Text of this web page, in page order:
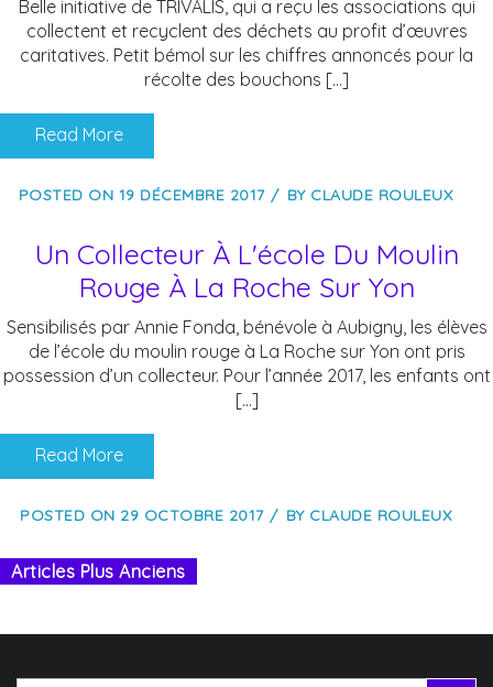
Belle initiative de TRIVALIS, qui a reçu les associations qui
collectent et recyclent des déchets au profit d’œuvres
caritatives. Petit bémol sur les chiffres annoncés pour la
récolte des bouchons […]
Read More
POSTED ON 19 DÉCEMBRE 2017 BY CLAUDE ROULEUX
Un Collecteur À L'école Du Moulin
Rouge À La Roche Sur Yon
Sensibilisés par Annie Fonda, bénévole à Aubigny, les élèves
de l’école du moulin rouge à La Roche sur Yon ont pris
possession d’un collecteur. Pour l’année 2017, les enfants ont
[…]
Read More
POSTED ON 29 OCTOBRE 2017 BY CLAUDE ROULEUX
Articles Plus Anciens